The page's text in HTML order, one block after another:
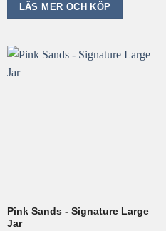
LÄS MER OCH KÖP
Pink Sands - Signature Large
Jar